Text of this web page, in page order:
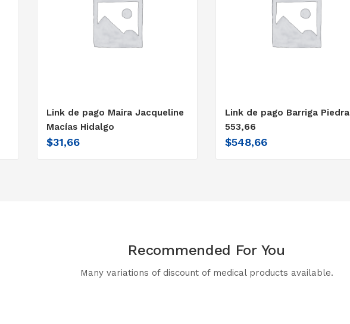
Link de pago Maira Jacqueline
Macías Hidalgo
$31,66
Link de pago Barriga Piedra
553,66
$548,66
Recommended For You
Many variations of discount of medical products available.